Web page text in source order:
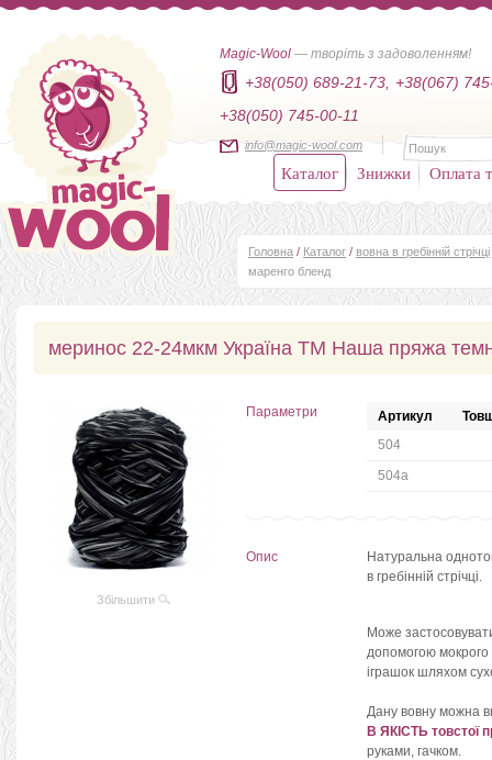
Magic-Wool — творіть з задоволенням!
+38(050) 689-21-73,
+38(067)
+38(050) 745-00-11
info@magic-wool.com
Каталог Знижки Оплата
Головна / Каталог / вовна в гребінній стрічці
маренго бленд
меринос 22-24мкм Україна ТМ Наша пряжа
Збільшити
Параметри Артикул
504
504а
Опис
Натуральна
в гребінній стрічці.
Може
допомогою мокрого
іграшок шляхом
Дану вовну можна
В ЯКІСТЬ товстої
руками, гачком.